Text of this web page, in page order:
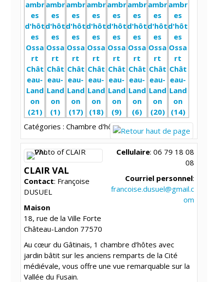
Catégories : Chambre d'hôtes
CLAIR VAL
Contact: Françoise
DUSUEL
Maison
18, rue de la Ville Forte
Château-Landon 77570
Cellulaire: 06 79 18 08
08
Courriel personnel:
francoise.dusuel@gmail.c
om
Au cœur du Gâtinais, 1 chambre d’hôtes avec
jardin bâtit sur les anciens remparts de la Cité
médiévale, vous offre une vue remarquable sur la
Vallée du Fusain.